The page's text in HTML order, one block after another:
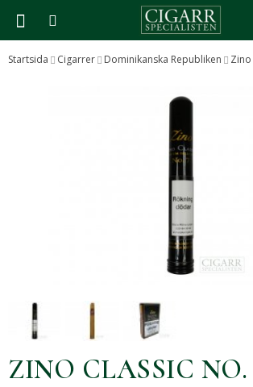
Startsida Cigarrer Dominikanska Republiken Zino
ZINO CLASSIC NO.